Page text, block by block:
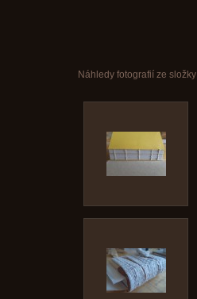
Náhledy fotografií ze složky